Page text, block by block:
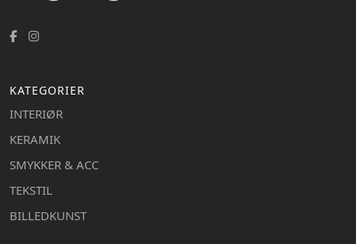
KATEGORIER
INTERIØR
KERAMIK
SMYKKER & ACC
TEKSTIL
BILLEDKUNST